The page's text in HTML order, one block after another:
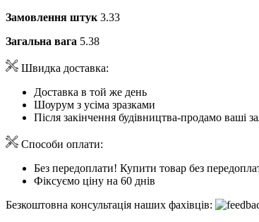
Замовлення штук 3.33
Загальна вага 5.38
Швидка доставка:
Доставка в той же день
Шоурум з усіма зразками
Після закінчення будівництва-продамо ваші
Способи оплати:
Без передоплати! Купити товар без
Фіксуємо ціну на 60 днів
Безкоштовна консультація наших фахівців: